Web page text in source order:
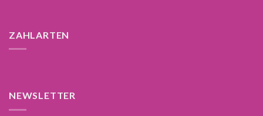
ZAHLARTEN
NEWSLETTER